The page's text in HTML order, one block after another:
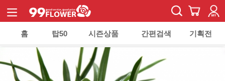
홈 탑50 시즌상품 간편검색 기획전